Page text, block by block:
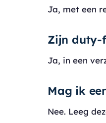
Ja, met een
Zijn duty-
Ja, in een
Mag ik
Nee. Leeg